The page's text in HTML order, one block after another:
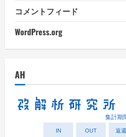
コメントフィード
WordPress.org
AH